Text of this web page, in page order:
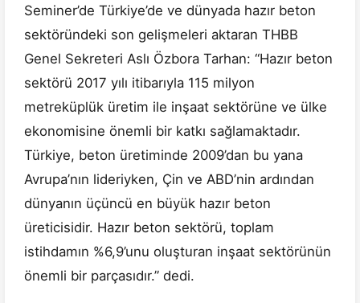
Seminer’de Türkiye’de ve dünyada hazır beton
sektöründeki son gelişmeleri aktaran THBB
Genel Sekreteri Aslı Özbora Tarhan: “Hazır beton
sektörü 2017 yılı itibarıyla 115 milyon
metreküplük üretim ile inşaat sektörüne ve ülke
ekonomisine önemli bir katkı sağlamaktadır.
Türkiye, beton üretiminde 2009’dan bu yana
Avrupa’nın lideriyken, Çin ve ABD’nin ardından
dünyanın üçüncü en büyük hazır beton
üreticisidir. Hazır beton sektörü, toplam
istihdamın %6,9’unu oluşturan inşaat sektörünün
önemli bir parçasıdır.” dedi.